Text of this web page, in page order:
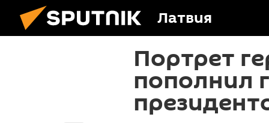
Латвия
Портрет
пополнил